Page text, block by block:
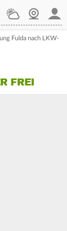
WetterWebcam
Fulda nach LKW-
FREI